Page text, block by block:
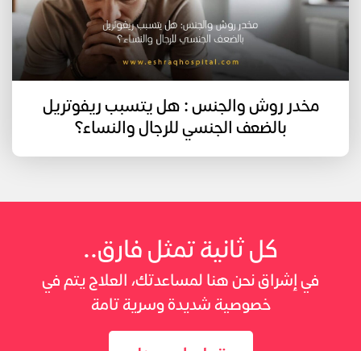
مخدر روش والجنس : هل يتسبب ريفوتريل
بالضعف الجنسي للرجال والنساء؟
كل ثانية تمثل فارق..
في إشراق نحن هنا لمساعدتك، العلاج يتم في
خصوصية شديدة وسرية تامة